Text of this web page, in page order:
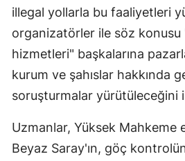
illegal yollarla bu faaliyetleri
organizatörler ile söz konusu
hizmetleri" başkalarına
kurum ve şahıslar hakkında
soruşturmalar yürütüleceğini
Uzmanlar, Yüksek Mahkeme
Beyaz Saray'ın, göç